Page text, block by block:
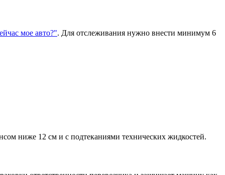
мое авто?". Для отслеживания нужно внести минимум 6
ниже 12 см и с подтеканиями технических жидкостей.